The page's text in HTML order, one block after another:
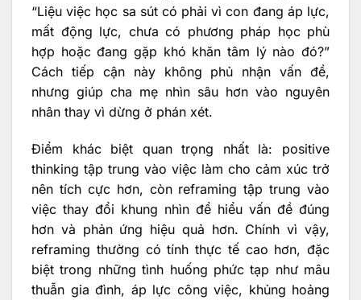
“Liệu việc học sa sút có phải vì con đang áp lực,
mất động lực, chưa có phương pháp học phù
hợp hoặc đang gặp khó khăn tâm lý nào đó?”
Cách tiếp cận này không phủ nhận vấn đề,
nhưng giúp cha mẹ nhìn sâu hơn vào nguyên
nhân thay vì dừng ở phán xét.
Điểm khác biệt quan trọng nhất là: positive
thinking tập trung vào việc làm cho cảm xúc trở
nên tích cực hơn, còn reframing tập trung vào
việc thay đổi khung nhìn để hiểu vấn đề đúng
hơn và phản ứng hiệu quả hơn. Chính vì vậy,
reframing thường có tính thực tế cao hơn, đặc
biệt trong những tình huống phức tạp như mâu
thuẫn gia đình, áp lực công việc, khủng hoảng